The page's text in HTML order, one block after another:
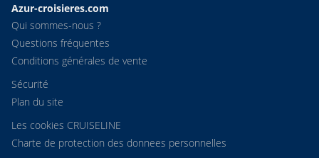
Azur-croisieres.com
Qui sommes-nous ?
Questions fréquentes
Conditions générales de vente
Sécurité
Plan du site
Les cookies CRUISELINE
Charte de protection des donnees personnelles